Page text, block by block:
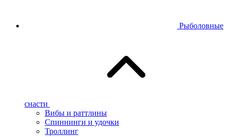
Рыболовные
снасти
Вибы и раттлины
Спиннинги и удочки
Троллинг